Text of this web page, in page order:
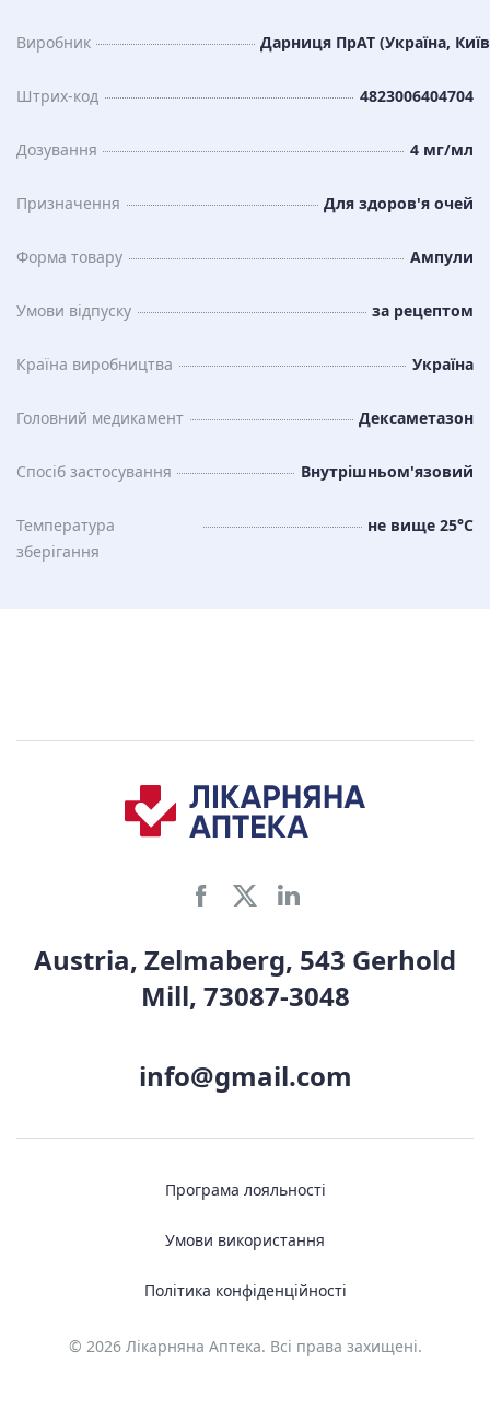
Виробник Дарниця ПрАТ (Україна,
Штрих-код 4823006404704
Дозування 4 мг/мл
Призначення Для здоров'я очей
Форма товару Ампули
Умови відпуску за рецептом
Країна виробництва Україна
Головний медикамент Дексаметазон
Спосіб застосування Внутрішньом'язовий
Температура
зберiгання
не вище 25°C
Austria, Zelmaberg, 543 Gerhold
Mill, 73087-3048
info@gmail.com
© 2026 Лікарняна Аптека. Всі права захищені.
Програма лояльності
Умови використання
Політика конфіденційності